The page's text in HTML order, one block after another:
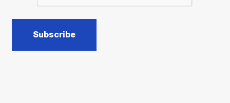
Subscribe